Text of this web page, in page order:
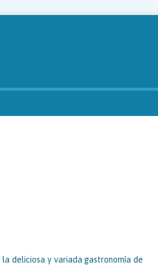
deliciosa y variada gastronomía de